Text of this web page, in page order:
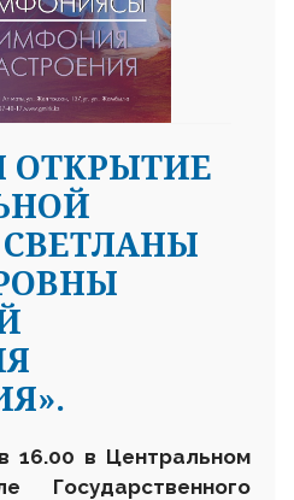
ОТКРЫТИЕ
16.00 в Центральном
Государственного